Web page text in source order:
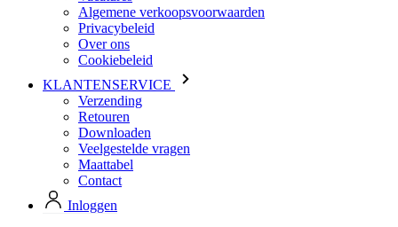
KLANTENSERVICE
Verzending
Retouren
Downloaden
Veelgestelde vragen
Maattabel
Contact
Inloggen